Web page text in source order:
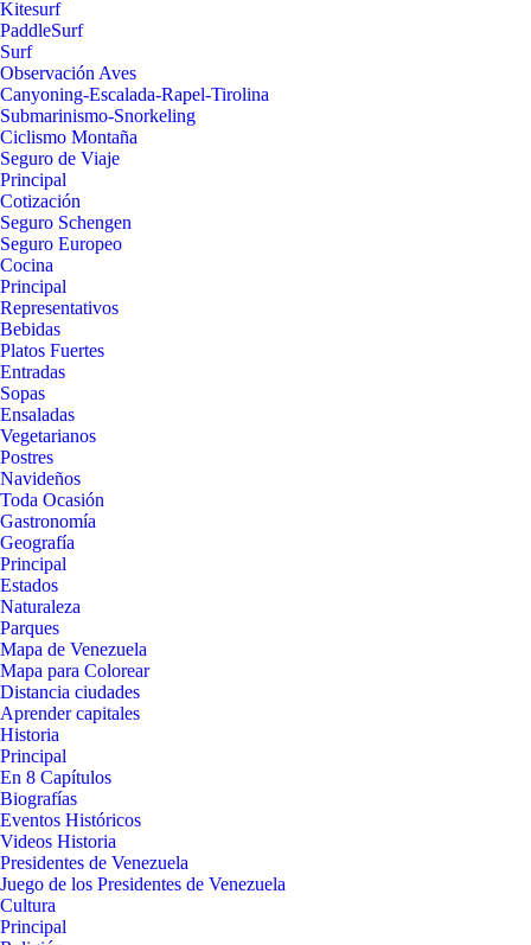
Kitesurf
PaddleSurf
Surf
Observación Aves
Canyoning-Escalada-Rapel-Tirolina
Submarinismo-Snorkeling
Ciclismo Montaña
Seguro de Viaje
Principal
Cotización
Seguro Schengen
Seguro Europeo
Cocina
Principal
Representativos
Bebidas
Platos Fuertes
Entradas
Sopas
Ensaladas
Vegetarianos
Postres
Navideños
Toda Ocasión
Gastronomía
Geografía
Principal
Estados
Naturaleza
Parques
Mapa de Venezuela
Mapa para Colorear
Distancia ciudades
Aprender capitales
Historia
Principal
En 8 Capítulos
Biografías
Eventos Históricos
Videos Historia
Presidentes de Venezuela
Juego de los Presidentes de Venezuela
Cultura
Principal